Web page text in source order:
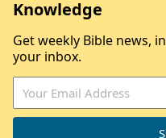
Knowledge
Get weekly Bible news,
your inbox.